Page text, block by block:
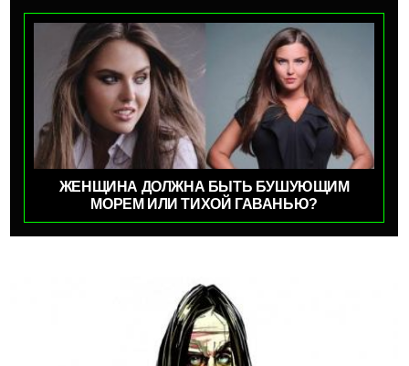
ЖЕНЩИНА ДОЛЖНА БЫТЬ БУШУЮЩИМ
МОРЕМ ИЛИ ТИХОЙ ГАВАНЬЮ?